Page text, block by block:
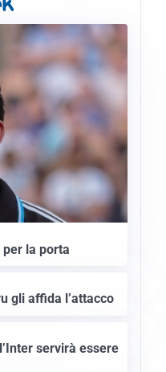
per la porta
gli affida l’attacco
servirà essere